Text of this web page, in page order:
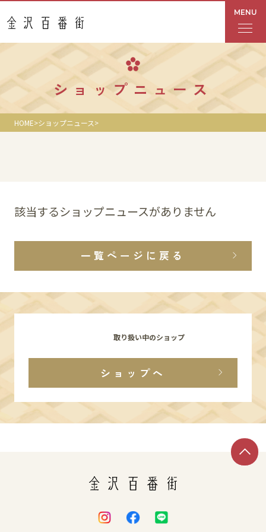
MENU
フロアガイド
あんと
Rinto
ショップニュース
イベント
館内サービス
施設からのお知らせ
スタッフ募集
ショップニュース
HOME ショップニュース
該当するショップニュースがありません
一覧ページに戻る
取り扱い中のショップ
ショップへ